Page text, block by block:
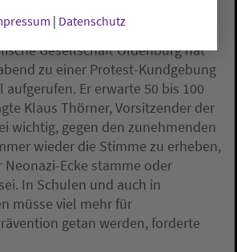
Gesellschaft Oldenburg hat
zu einer Protest-Kundgebung
Er erwarte 50 bis 100
Klaus Thörner, Vorsitzender der
wichtig, gegen den zunehmenden
wieder die Stimme zu erheben,
Neonazi-Ecke stamme oder
In Schulen und auch in
müsse viel mehr für
getan werden, forderte
| Datenschutz